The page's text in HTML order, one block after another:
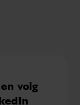
volg